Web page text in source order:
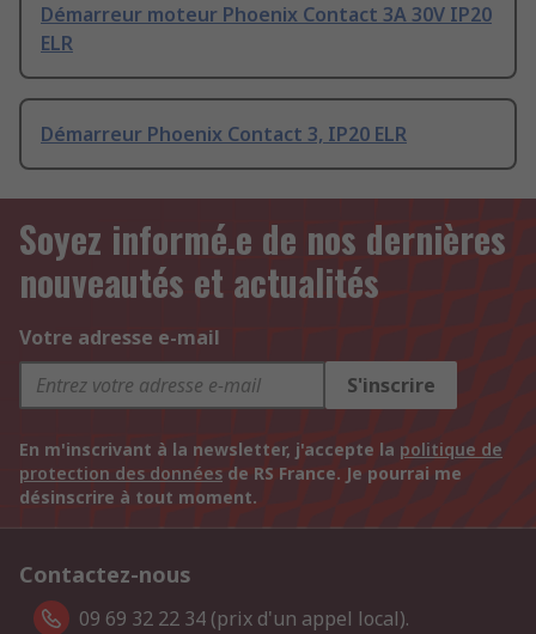
Démarreur moteur Phoenix Contact 3A 30V IP20
ELR
Démarreur Phoenix Contact 3, IP20 ELR
Soyez informé.e de nos dernières
nouveautés et actualités
Votre adresse e-mail
S'inscrire
En m'inscrivant à la newsletter, j'accepte la politique de
protection des données de RS France. Je pourrai me
désinscrire à tout moment.
Contactez-nous
09 69 32 22 34 (prix d'un appel local).